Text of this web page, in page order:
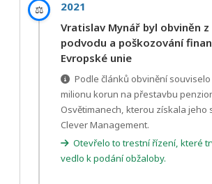
⚖️
2021
Vratislav Mynář byl obviněn
podvodu a poškozování
Evropské unie
Podle článků obvinění
milionu korun na přestavbu
Osvětimanech, kterou získala jeho
Clever Management.
Otevřelo to trestní řízení, které
vedlo k podání obžaloby.